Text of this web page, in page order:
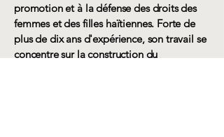
promotion et à la défense des droits des
femmes et des filles haïtiennes. Forte de
plus de dix ans d'expérience, son travail se
concentre sur la construction du